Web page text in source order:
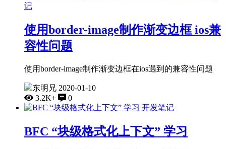
记
使用border-image制作渐变边框 ios兼
容性问题
使用border-image制作渐变边框在ios遇到的兼容性问题
东明兄 2020-01-10
3.2K+
0
开发笔记
BFC “块级格式化上下文” 学习